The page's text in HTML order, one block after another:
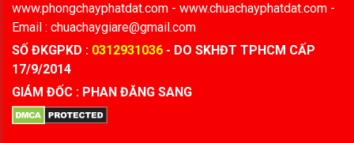
www.phongchayphatdat.com - www.chuachayphatdat.com -
Email : chuachaygiare@gmail.com
SỐ ĐKGPKD : 0312931036 - DO SKHĐT TPHCM CẤP
17/9/2014
GIÁM ĐỐC : PHAN ĐĂNG SANG